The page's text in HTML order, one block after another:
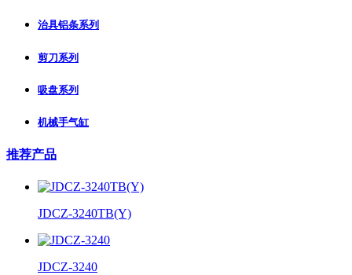
治具铝条系列
剪刀系列
吸盘系列
机械手气缸
推荐产品
JDCZ-3240TB(Y)
JDCZ-3240